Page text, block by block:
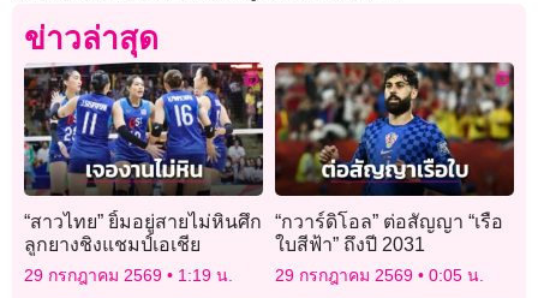
ข่าวล่าสุด
“สาวไทย” ยิ้มอยู่สายไม่หินศึก
ลูกยางชิงแชมป์เอเชีย
29 กรกฎาคม 2569 1:19 น.
“กวาร์ดิโอล” ต่อสัญญา “เรือ
ใบสีฟ้า” ถึงปี 2031
29 กรกฎาคม 2569 0:05 น.